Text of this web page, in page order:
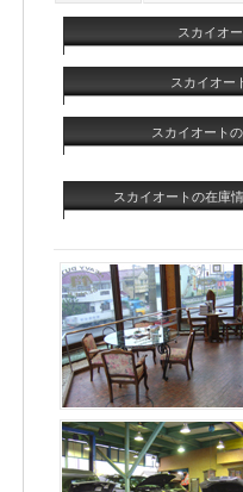
スカイオ
スカイオー
スカイオート
スカイオートの在庫